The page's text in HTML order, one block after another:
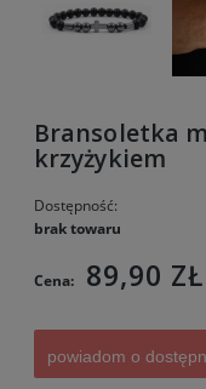
Bransoletka
krzyżykiem
Dostępność:
brak towaru
Cena: 89,90 ZŁ
powiadom o